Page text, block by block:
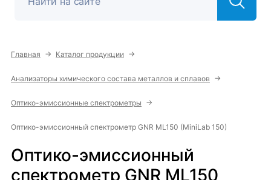
Главная → Каталог продукции →
Анализаторы химического состава металлов и сплавов →
Оптико-эмиссионные спектрометры →
Оптико-эмиссионный спектрометр GNR ML150 (MiniLab 150)
Оптико-эмиссионный
спектрометр GNR ML150